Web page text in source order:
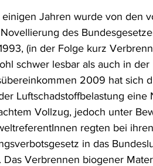
Vergaberecht Verkehr- und
Umwelt-Ausgabe Erdgas
einigen Jahren wurde von den
des
(in der Folge kurz
schwer lesbar als auch in
2009 hat sich
Luftschadstoffbelastung
Vollzug, jedoch unter
regten bei
in das
Das Verbrennen biogener